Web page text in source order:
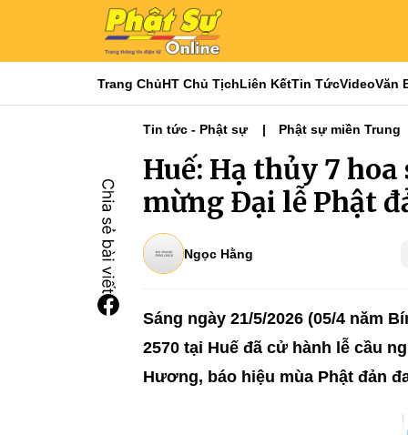
Trang ChủHT Chủ TịchLiên KếtTin TứcVideoVăn
Tin tức - Phật sự Phật sự miền Trung
Huế: Hạ thủy 7
mừng Đại lễ Phật
Ngọc Hằng
Sáng ngày 21/5/2026 (05/4 năm
2570 tại Huế đã cử hành lễ cầu
Hương, báo hiệu mùa Phật đản